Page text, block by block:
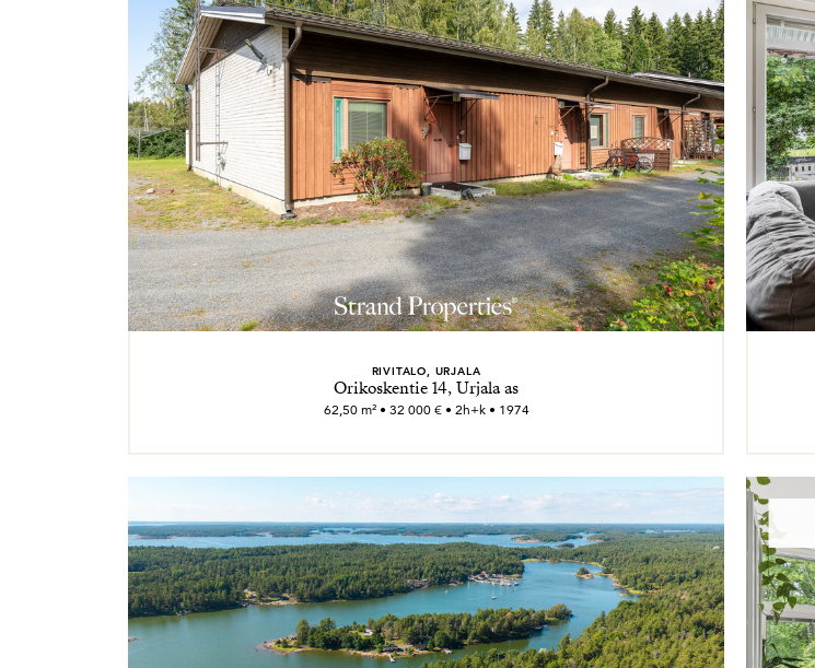
RIVITALO, URJALA
Orikoskentie 14, Urjala as
62,50 m² • 32 000 € • 2h+k • 1974